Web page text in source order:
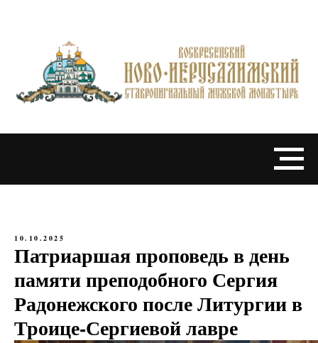
10.10.2025
Патриаршая проповедь в день
памяти преподобного Сергия
Радонежского после Литургии в
Троице-Сергиевой лавре